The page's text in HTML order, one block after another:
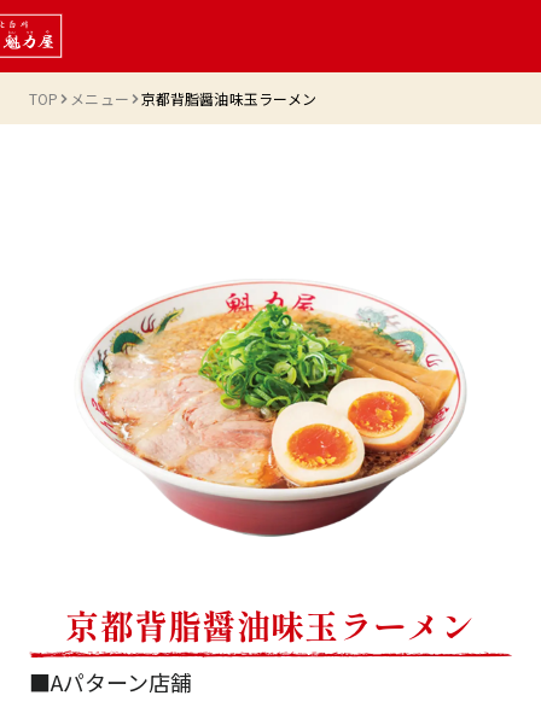
TOP メニュー 京都背脂醤油味玉ラーメン
京都背脂醤油味玉ラーメン
■Aパターン店舗